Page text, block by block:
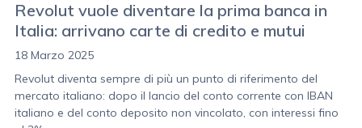
Revolut vuole diventare la prima banca in
Italia: arrivano carte di credito e mutui
18 Marzo 2025
Revolut diventa sempre di più un punto di riferimento del
mercato italiano: dopo il lancio del conto corrente con IBAN
italiano e del conto deposito non vincolato, con interessi fino